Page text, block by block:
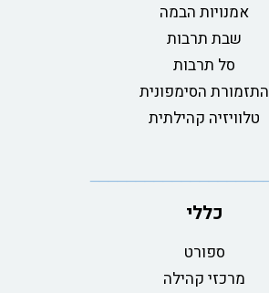
אמנויות הבמה
שבת תרבות
סל תרבות
התזמורת הסימפונית
טלוויזיה קהילתית
כללי
ספורט
מרכזי קהילה